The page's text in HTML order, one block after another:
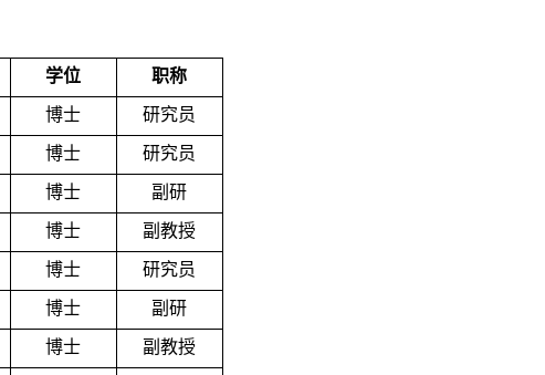
学位 职称
博士 研究员
博士 研究员
博士 副研
博士 副教授
博士 研究员
博士 副研
博士 副教授